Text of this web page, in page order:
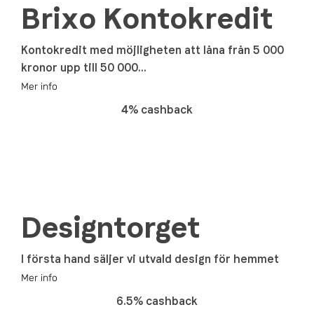
Brixo Kontokredit
Kontokredit med möjligheten att låna från 5 000
kronor upp till 50 000...
Mer info
4% cashback
Designtorget
I första hand säljer vi utvald design för hemmet
Mer info
6.5% cashback